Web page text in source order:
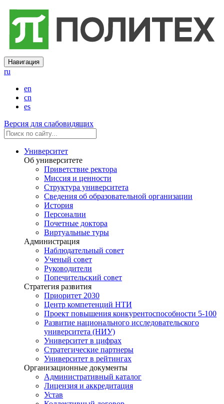
Навигация
ru
en
cn
es
Версия для слабовидящих
Университет
Об университете
Приветствие ректора
Миссия и ценности
Структура университета
Сведения об образовательной организации
История
Персоналии
Почетные доктора
Виртуальные туры
Администрация
Наблюдательный совет
Ученый совет
Руководители
Попечительский совет
Стратегия развития
Приоритет 2030
Центр компетенций НТИ
Проект повышения конкурентоспособности 5-100
Развитие национального исследовательского
университета (НИУ)
Университет в цифрах
Стратегические партнеры
Университет в рейтингах
Организационные документы
Административный каталог
Лицензия и аккредитация
Устав